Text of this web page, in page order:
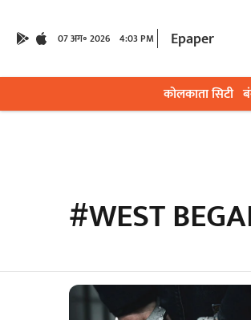
07 अग॰ 2026 4:03 PM Epaper
कोलकाता सिटी
#WEST